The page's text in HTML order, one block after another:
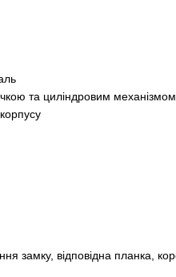
та циліндровим механізмом
замку, відповідна планка,